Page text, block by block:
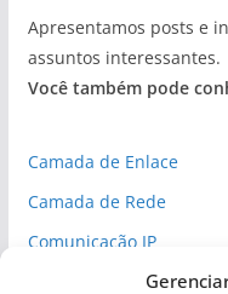
Apresentamos posts e
assuntos interessantes.
Você também pode
Camada de Enlace
Camada de Rede
Comunicação IP
Espaço Cibernético